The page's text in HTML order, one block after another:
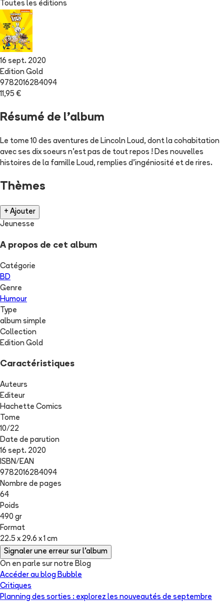
Toutes les éditions
16 sept. 2020
Edition Gold
9782016284094
11,95 €
Résumé de l'album
Le tome 10 des aventures de Lincoln Loud, dont la cohabitation
avec ses dix soeurs n'est pas de tout repos ! Des nouvelles
histoires de la famille Loud, remplies d'ingéniosité et de rires.
Thèmes
+ Ajouter
Jeunesse
A propos de cet album
Catégorie
BD
Genre
Humour
Type
album simple
Collection
Edition Gold
Caractéristiques
Auteurs
Editeur
Hachette Comics
Tome
10/22
Date de parution
16 sept. 2020
ISBN/EAN
9782016284094
Nombre de pages
64
Poids
490 gr
Format
22.5 x 29.6 x 1 cm
Signaler une erreur sur l'album
On en parle sur notre Blog
Accéder au blog Bubble
Critiques
Planning des sorties : explorez les nouveautés de septembre